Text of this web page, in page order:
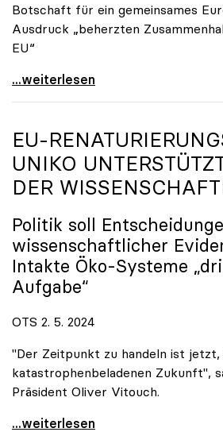
Botschaft für ein gemeinsames
Ausdruck „beherzten
EU“
„Hochschulen wählen Europa“:
...weiterlesen
EU-
UNIKO
DER
Politik soll
wissenschaftlicher
Intakte Öko-Systeme
Aufgabe“
OTS 2. 5. 2024
"Der Zeitpunkt zu handeln ist
katastrophenbeladenen Zukunft",
Präsident Oliver Vitouch.
EU-Renaturierungsgesetz: uniko
...weiterlesen